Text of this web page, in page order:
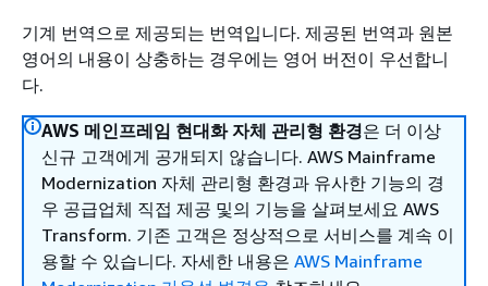
기계 번역으로 제공되는 번역입니다. 제공된 번역과 원본
영어의 내용이 상충하는 경우에는 영어 버전이 우선합니
다.
AWS 메인프레임 현대화 자체 관리형 환경은 더 이상
신규 고객에게 공개되지 않습니다. AWS Mainframe
Modernization 자체 관리형 환경과 유사한 기능의 경
우 공급업체 직접 제공 및의 기능을 살펴보세요 AWS
Transform. 기존 고객은 정상적으로 서비스를 계속 이
용할 수 있습니다. 자세한 내용은 AWS Mainframe